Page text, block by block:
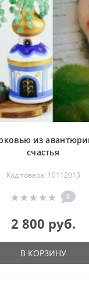
из
счастья
Код товара: 10112013
0
2 800 руб.
В КОРЗИНУ